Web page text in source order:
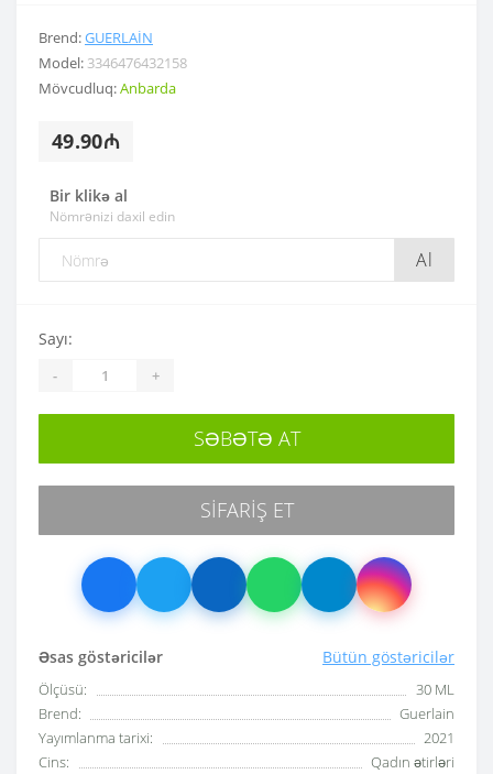
Brend:GUERLAIN
Model: 3346476432158
Mövcudluq:Anbarda
49.90₼
Bir klikə al
Nömrənizi daxil edin
Al
Əsas göstəricilər Bütün göstəricilər
Ölçüsü:
30 ML
Brend:
Guerlain
Yayımlanma tarixi:
2021
Cins:
Qadın ətirləri
Sayı:
- +
SƏBƏTƏ AT
SIFARIŞ ET